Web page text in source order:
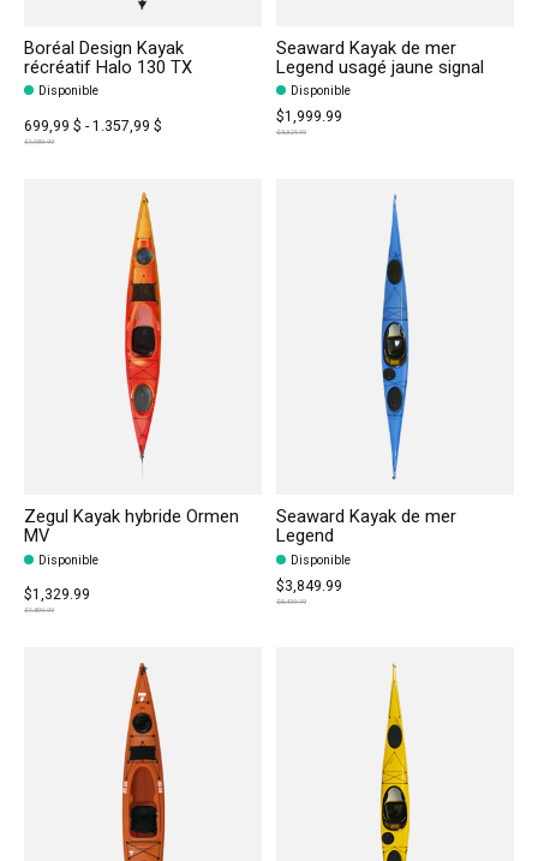
Boréal Design Kayak
récréatif Halo 130 TX
Disponible
699,99 $ - 1.357,99 $
$1,939.99
Seaward Kayak de mer
Legend usagé jaune signal
Disponible
$1,999.99
$3,324.99
Zegul Kayak hybride Ormen
MV
Disponible
$1,329.99
$1,899.99
Seaward Kayak de mer
Legend
Disponible
$3,849.99
$5,499.99